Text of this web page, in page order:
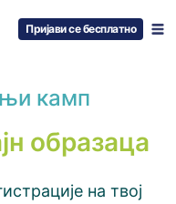
Пријави се бесплатно
камп
образаца
на твој